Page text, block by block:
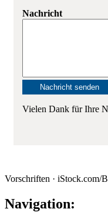
Nachricht
Vielen Dank für Ihre
Vorschriften · iStock.com/
Navigation: